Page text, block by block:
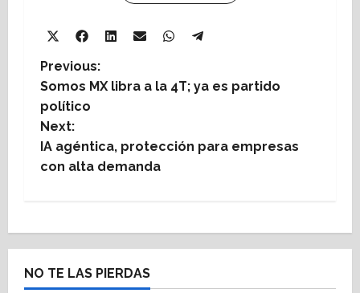
Share
on(Twitter)
Share
Facebook
Share
LinkedIn
Share
Email
Share
WhatsApp
P
o
s
t
a
v
Previous:
Somos MX libra a la 4T; ya es partido
político
Next:
IA agéntica, protección para empresas
con alta demanda
NO TE LAS PIERDAS